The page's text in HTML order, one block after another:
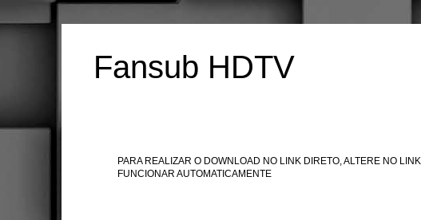
Fansub HDTV
PARA REALIZAR O DOWNLOAD NO LINK DIRETO, ALTERE NO
FUNCIONAR AUTOMATICAMENTE